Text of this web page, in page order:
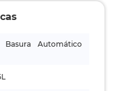
Automático